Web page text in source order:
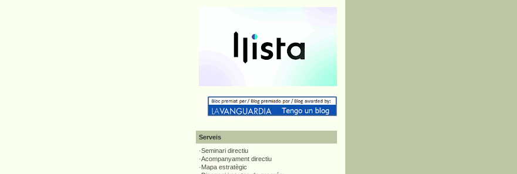
Serveis
·Seminari directiu
·Acompanyament directiu
·Mapa estratègic